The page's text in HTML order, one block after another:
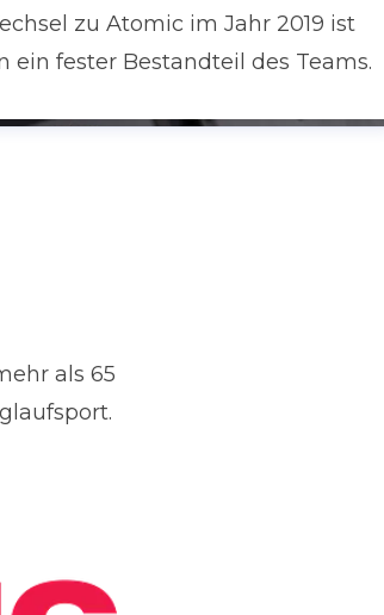
zu Atomic im Jahr 2019 ist
ein fester Bestandteil des Teams.
als 65